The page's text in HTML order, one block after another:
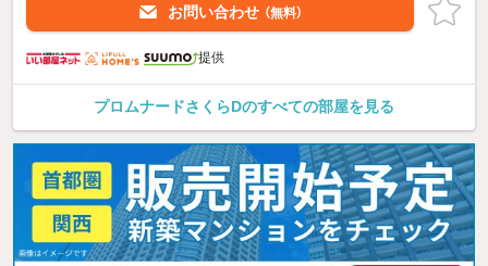
お問い合わせ （無料）
提供
プロムナードさくらDのすべての部屋を見る